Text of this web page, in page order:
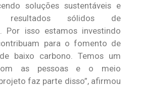
soluções sustentáveis e
sólidos de
Por isso estamos investindo
para o fomento de
baixo carbono. Temos um
as pessoas e o meio
faz parte disso”, afirmou